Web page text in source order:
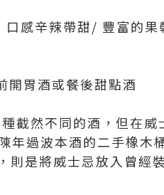
感辛辣帶甜/ 豐富的
開胃酒或餐後甜點酒
截然不同的酒，但在
年過波本酒的二手橡木
是將威士忌放入曾經